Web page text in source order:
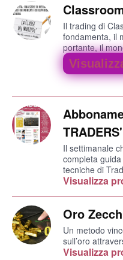
Il trading di
fondamenta, il
portante, il
Il settimanale
completa
tecniche di
Visualizza
Oro
Un metodo
sull’oro
Visualizza